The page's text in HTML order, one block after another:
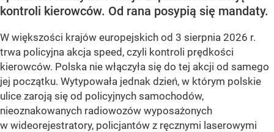
kontroli kierowców. Od rana posypią się mandaty.
W większości krajów europejskich od 3 sierpnia 2026 r.
trwa policyjna akcja speed, czyli kontroli prędkości
kierowców. Polska nie włączyła się do tej akcji od samego
jej początku. Wytypowała jednak dzień, w którym polskie
ulice zaroją się od policyjnych samochodów,
nieoznakowanych radiowozów wyposażonych
w wideorejestratory, policjantów z ręcznymi laserowymi